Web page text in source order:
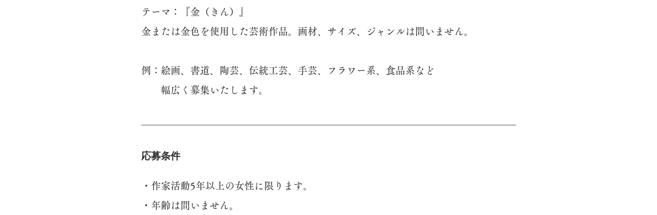
テーマ：『金（きん）』
金または金色を使用した芸術作品。画材、サイズ、ジャンルは問いません。
例：絵画、書道、陶芸、伝統工芸、手芸、フラワー系、食品系など
​ 幅広く募集いたします。
​応募条件
​・作家活動5年以上の女性に限ります。
・年齢は問いません。